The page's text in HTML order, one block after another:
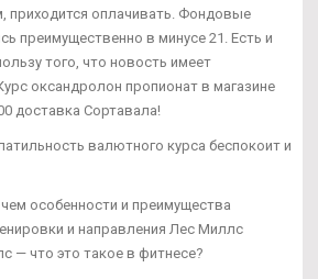
приходится оплачивать. Фондовые
преимущественно в минусе 21. Есть и
того, что новость имеет
оксандролон пропионат в магазине
доставка Сортавала!
валютного курса беспокоит и
особенности и преимущества
и направления Лес Миллс
— что это такое в фитнесе?